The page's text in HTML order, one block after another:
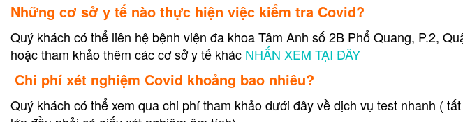
Những cơ sở y tế nào thực hiện việc kiểm tra Covid?
Quý khách có thể liên hệ bệnh viện đa khoa Tâm Anh số 2B Phổ Quang, P.2,
hoặc tham khảo thêm các cơ sở y tế khác NHẤN XEM TẠI ĐÂY
Chi phí xét nghiệm Covid khoảng bao nhiêu?
Quý khách có thể xem qua chi phí tham khảo dưới đây về dịch vụ test nhanh (